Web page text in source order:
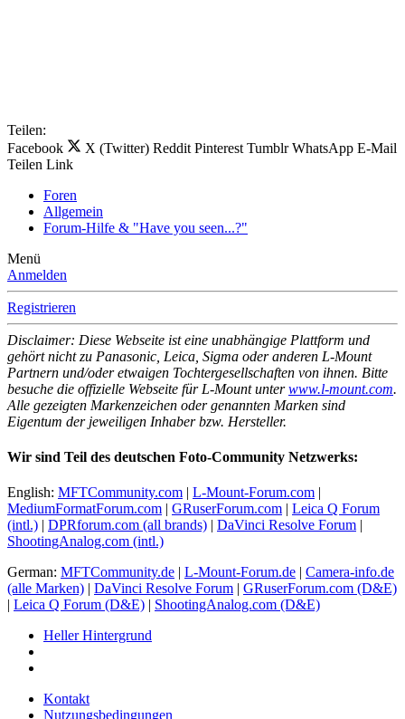
Teilen:
Facebook
X (Twitter) Reddit Pinterest Tumblr WhatsApp E-Mail
Teilen Link
Foren
Allgemein
Forum-Hilfe & "Have you seen...?"
Menü
Anmelden
Registrieren
Disclaimer: Diese Webseite ist eine unabhängige Plattform und
gehört nicht zu Panasonic, Leica, Sigma oder anderen L-Mount
Partnern und/oder etwaigen Tochtergesellschaften von ihnen. Bitte
besuche die offizielle Webseite für L-Mount unterwww.l-mount.com.
Alle gezeigten Markenzeichen oder genannten Marken sind
Eigentum der jeweiligen Inhaber bzw. Hersteller.
Wir sind Teil des deutschen Foto-Community Netzwerks:
English: MFTCommunity.com L-Mount-Forum.com
MediumFormatForum.com
GRuserForum.com
Leica Q Forum
(intl.)
DPRforum.com (all brands) DaVinci Resolve Forum
ShootingAnalog.com (intl.)
German: MFTCommunity.de L-Mount-Forum.de
Camera-info.de
(alle Marken)
DaVinci Resolve Forum
GRuserForum.com (D&E)
Leica Q Forum (D&E)
ShootingAnalog.com (D&E)
Heller Hintergrund
Kontakt
Nutzungsbedingungen